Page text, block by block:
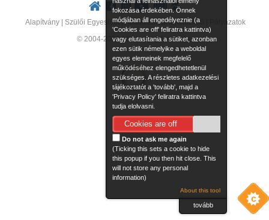
fokozása érdekében. Önnek
módjában áll engedélyeznie (a
'Cookies are off' feliratra kattintva)
vagy elutasítania a sütiket, azonban
ezen sütik némelyike a weboldal
egyes elemeinek megfelelő
működéséhez elengedhetetlenül
szükséges. A részletes adatkezelési
tájékoztatót a 'tovább', majd a
'Privacy Policy' feliratra kattintva
tudja elolvasni.
Cookies are off
Do not ask me again
(Ticking this sets a cookie to hide
this popup if you then hit close. This
will not store any personal
information)
About this tool
tovább
Alapítvány Szülői Egyesület|Adatkezelési tájékoztató Pályázatok
© 2004-2026 Minden jog fenntartva